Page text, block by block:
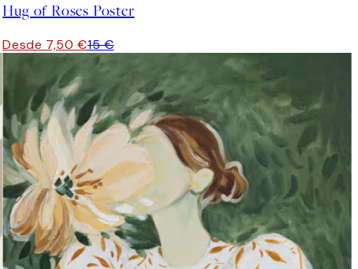
Hug of Roses Poster
Desde 7,50 €15 €